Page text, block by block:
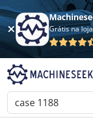
Grátis na loja